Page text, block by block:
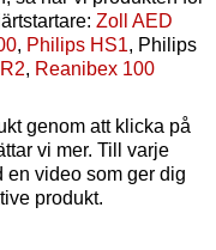
Zoll AED
, Philips HS1, Philips
, Reanibex 100
genom att klicka på
vi mer. Till varje
en video som ger dig
produkt.